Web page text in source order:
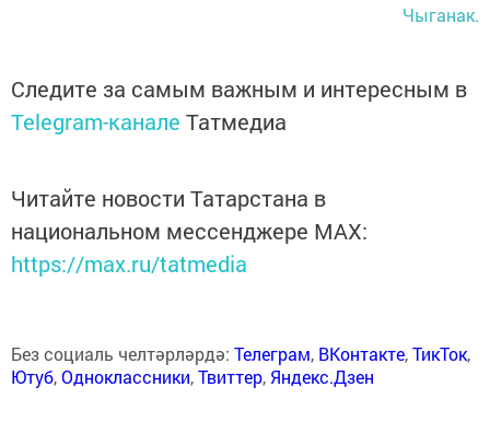
Чыганак.
Следите за самым важным и интересным в
Telegram-канале Татмедиа
Читайте новости Татарстана в
национальном мессенджере MАХ:
https://max.ru/tatmedia
Без социаль челтәрләрдә: Телеграм, ВКонтакте,ТикТок,
Ютуб,Одноклассники,Твиттер, Яндекс.Дзен